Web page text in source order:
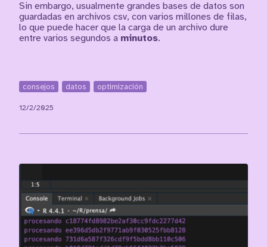
Sin embargo, usualmente grandes bases de datos son
guardadas en archivos csv, con varios millones de filas,
lo que puede hacer que la carga de un archivo dure
entre varios segundos a minutos.
consejos datos optimización
12/2/2025